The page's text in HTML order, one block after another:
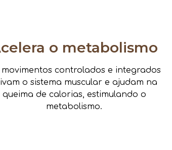
o metabolismo
movimentos controlados e integrados
o sistema muscular e ajudam na
queima de calorias, estimulando o
metabolismo.